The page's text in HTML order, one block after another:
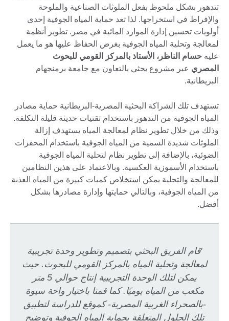
تتدهور بشكل ملحوظ بفعل الملوثات الصناعية والملوحة
والإفراط في استخراجها. لذا تعد حماية المياه الجوفية إحدى
أولويات تحسين إدارة الموارد المائية في مصر. تطوير أنظمة
لمعالجة وتحلية المياه الجوفية بغرض الحفاظ عليها هو ما يعمل
عليه حسام الناظر، الأستاذ بالمركز القومي للبحوث
المصري عبر مشروع بحثي بالتعاون مع جامعة برمنجهام
البريطانية.
تستهدف تلك الشراكة البحثية المصرية-البريطانية حماية مصادر
المياه الجوفية من التدهور باستخدام تقنيات حديثة قليلة التكلفة.
وذلك من خلال تطوير نظام لمعالجة المياه يستهدف إزالة
الملوثات شديدة السمية من المياه الجوفية باستخدام المحفزات
الضوئية، بالإضافة إلى تطوير نظام لتحلية المياه الجوفية
باستخدام الأسموزية العكسية. وبالاعتماد على هذين النظامين
للمعالجة والتحلية يمكن استخلاص كميات كبيرة من المياه العذبة
من المياه الجوفية، وبالتالي حمايتها وإدارة مصادرها بشكل
أفضل.
'قام الفريق البحثي بتصميم وتطوير وحدة تجريبية
لمعالجة وتحلية المياه بالمركز القومي للبحوث. حيث
يمكن لتلك الوحدة التجريبية إنتاج حوالي 5 متر
مكعب من المياه يوميًا. كما قمنا باختيار واحة سيوة
-بالصحراء الغربية المصرية- كموقع للدراسة لتطبيق
تلك الحلول المتعلقة بحماية المياه الجوفية وتوضيح